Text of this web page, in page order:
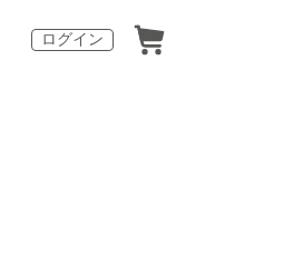
ログイン